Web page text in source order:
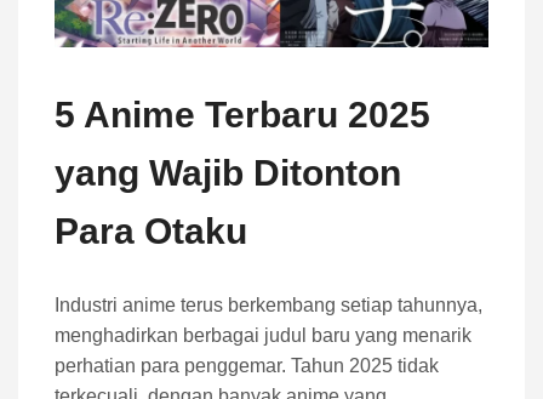
5 Anime Terbaru 2025
yang Wajib Ditonton
Para Otaku
Industri anime terus berkembang setiap tahunnya,
menghadirkan berbagai judul baru yang menarik
perhatian para penggemar. Tahun 2025 tidak